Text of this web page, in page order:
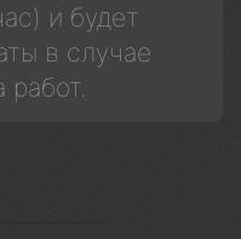
и будет
в случае
работ.